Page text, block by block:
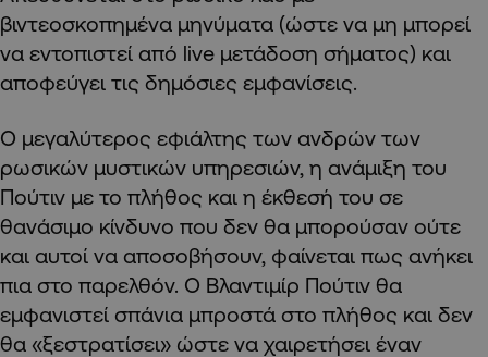
βιντεοσκοπημένα μηνύματα (ώστε να μη μπορεί
να εντοπιστεί από live μετάδοση σήματος) και
αποφεύγει τις δημόσιες εμφανίσεις.
Ο μεγαλύτερος εφιάλτης των ανδρών των
ρωσικών μυστικών υπηρεσιών, η ανάμιξη του
Πούτιν με το πλήθος και η έκθεσή του σε
θανάσιμο κίνδυνο που δεν θα μπορούσαν ούτε
και αυτοί να αποσοβήσουν, φαίνεται πως ανήκει
πια στο παρελθόν. Ο Βλαντιμίρ Πούτιν θα
εμφανιστεί σπάνια μπροστά στο πλήθος και δεν
θα «ξεστρατίσει» ώστε να χαιρετήσει έναν